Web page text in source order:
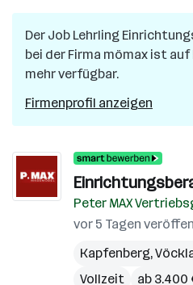
Der Job Lehrling
bei der Firma mömax ist auf
mehr verfügbar.
Firmenprofil anzeigen
Peter MAX
vor 5 Tagen
Kapfenberg,
Vollzeit
ab